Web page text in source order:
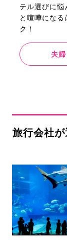
テル選びに悩
と喧嘩になる
ク！
夫
旅行会社